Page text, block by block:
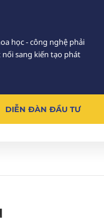
học - công nghệ phải
sang kiến tạo phát
DIỄN ĐÀN ĐẦU TƯ